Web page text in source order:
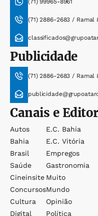
(71) 99965-8961
(71) 2886-2683 / Ramal
Publicidade
(71) 2886-2683 / Ramal
Canais e
Autos
Bahia
Brasil
Saúde
Cineinsite
Concursos
Cultura
Digital
E.c. Bahia
E.c. Vitória
Empregos
Gastronomia
Muito
Mundo
Opinião
Política